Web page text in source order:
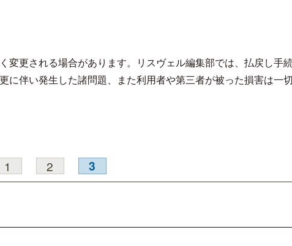
変更される場合があります。リスヴェル編集部では、払戻し手
に伴い発生した諸問題、また利用者や第三者が被った損害は一
1 2 3